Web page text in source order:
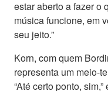
estar aberto a fazer o
música funcione, em
seu jeito.”
Korn, com quem
representa um meio-
“Até certo ponto,